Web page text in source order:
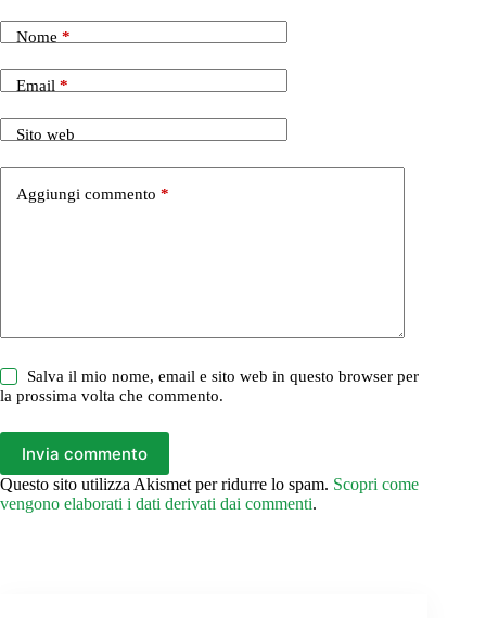
Nome *
Email *
Sito web
Aggiungi commento *
Salva il mio nome, email e sito web in questo browser per
la prossima volta che commento.
Invia commento
Questo sito utilizza Akismet per ridurre lo spam. Scopri come
vengono elaborati i dati derivati dai commenti.